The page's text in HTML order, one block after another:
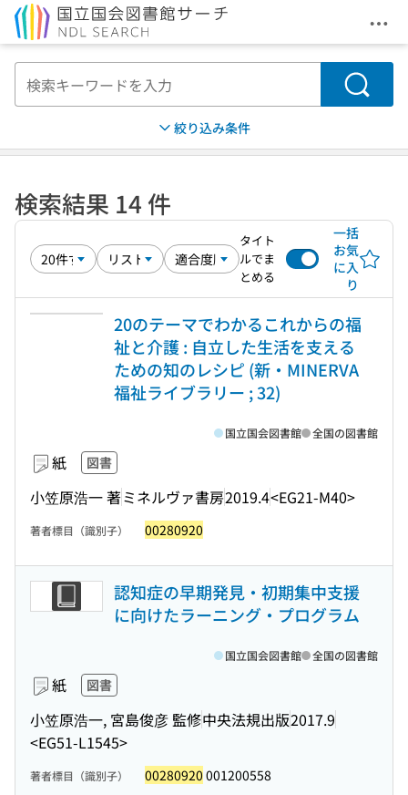
メ
検索
絞り込み条件
検索結果 14 件
タイト
ルでま
とめる
一括
お気
に入
り
20のテーマでわかるこれからの福
祉と介護 : 自立した生活を支える
ための知のレシピ (新・MINERVA
福祉ライブラリー ; 32)
紙 図書
小笠原浩一 著ミネルヴァ書房2019.4<EG21-M40>
国立国会図書館 全国の図書館
著者標目（識別子） 00280920
認知症の早期発見・初期集中支援
に向けたラーニング・プログラム
紙 図書
小笠原浩一, 宮島俊彦 監修中央法規出版2017.9
<EG51-L1545>
国立国会図書館 全国の図書館
著者標目（識別子） 00280920 001200558